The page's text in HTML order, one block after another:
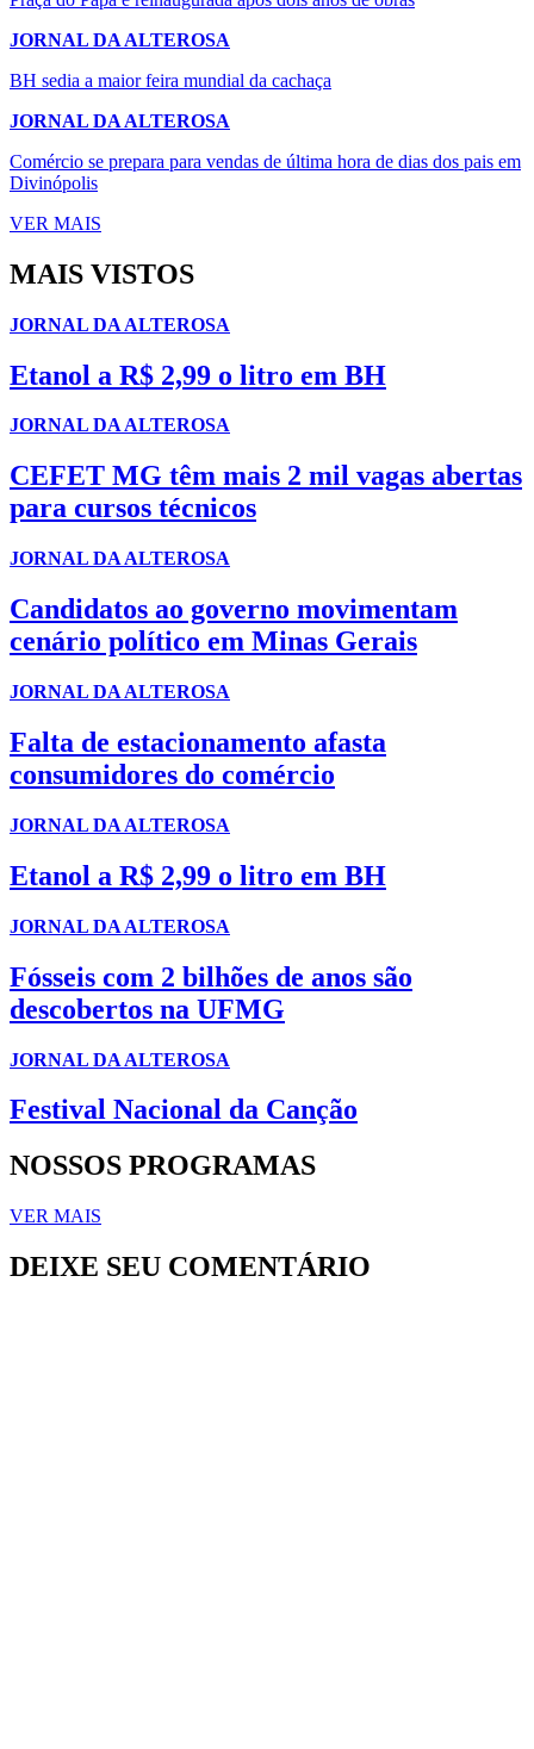
JORNAL DA ALTEROSA
BH sedia a maior feira mundial da cachaça
JORNAL DA ALTEROSA
Comércio se prepara para vendas de última hora de dias dos pais em
Divinópolis
VER MAIS
MAIS VISTOS
JORNAL DA ALTEROSA
Etanol a R$ 2,99 o litro em BH
JORNAL DA ALTEROSA
CEFET MG têm mais 2 mil vagas abertas
para cursos técnicos
JORNAL DA ALTEROSA
Candidatos ao governo movimentam
cenário político em Minas Gerais
JORNAL DA ALTEROSA
Falta de estacionamento afasta
consumidores do comércio
JORNAL DA ALTEROSA
Etanol a R$ 2,99 o litro em BH
JORNAL DA ALTEROSA
Fósseis com 2 bilhões de anos são
descobertos na UFMG
JORNAL DA ALTEROSA
Festival Nacional da Canção
NOSSOS PROGRAMAS
VER MAIS
DEIXE SEU COMENTÁRIO